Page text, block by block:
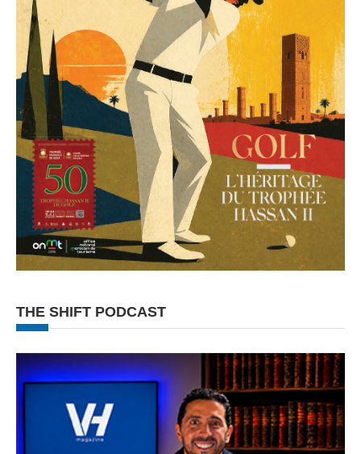
THE SHIFT PODCAST